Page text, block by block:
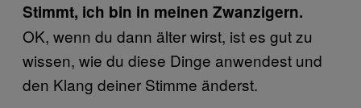
Stimmt, ich bin in meinen Zwanzigern.
OK, wenn du dann älter wirst, ist es gut zu
wissen, wie du diese Dinge anwendest und
den Klang deiner Stimme änderst.